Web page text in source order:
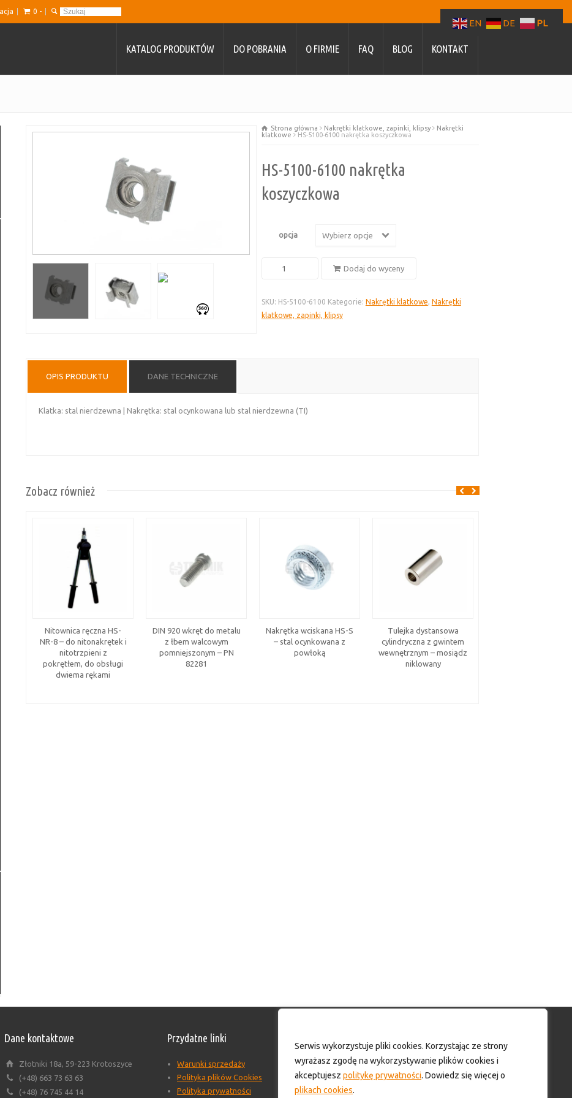
Serwis wykorzystuje pliki cookies. Korzystając ze strony
wyrażasz zgodę na wykorzystywanie plików cookies i
akceptujesz politykę prywatności. Dowiedz się więcej o
plikach cookies.
0 -
KATALOG PRODUKTÓW DO POBRANIA O FIRMIE FAQ BLOG KONTAKT
Strona główna Nakrętki klatkowe, zapinki, klipsy
Nakrętki
klatkowe
HS-5100-6100 nakrętka koszyczkowa
HS-5100-6100 nakrętka
koszyczkowa
opcja Wybierz opcje
6100
nakrętka
Dodaj do wyceny
SKU: HS-5100-6100 Kategorie: Nakrętki klatkowe, Nakrętki
klatkowe, zapinki, klipsy
OPIS PRODUKTU DANE TECHNICZNE
Klatka: stal nierdzewna | Nakrętka: stal ocynkowana lub stal nierdzewna (TI)
Zobacz również
Nitownica ręczna HS-
NR-8 – do nitonakrętek i
nitotrzpieni z
pokrętłem, do obsługi
dwiema rękami
DIN 920 wkręt do metalu
z łbem walcowym
pomniejszonym – PN
82281
Nakrętka wciskana HS-S
– stal ocynkowana z
powłoką
Tulejka dystansowa
cylindryczna z gwintem
wewnętrznym – mosiądz
niklowany
Dane kontaktowe
Złotniki 18a, 59-223 Krotoszyce
(+48) 663 73 63 63
(+48) 76 745 44 14
Przydatne linki
Warunki sprzedaży
Polityka plików Cookies
Polityka prywatności
Moje konto
Formularz wyceny produktów
Wyloguj
EN DE PL